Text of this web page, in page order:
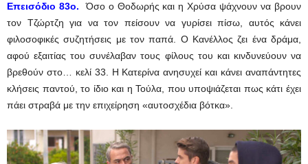
Επεισόδιο 83ο.
Όσο ο Θοδωρής και η Χρύσα ψάχνουν να βρουν
τον Τζώρτζη για να τον πείσουν να γυρίσει πίσω, αυτός κάνει
φιλοσοφικές συζητήσεις με τον παπά. Ο Κανέλλος ζει ένα δράμα,
αφού εξαιτίας του συνέλαβαν τους φίλους του και κινδυνεύουν να
βρεθούν στο… κελί 33. Η Κατερίνα ανησυχεί και κάνει αναπάντητες
κλήσεις παντού, το ίδιο και η Τούλα, που υποψιάζεται πως κάτι έχει
πάει στραβά με την επιχείρηση «αυτοσχέδια βότκα».